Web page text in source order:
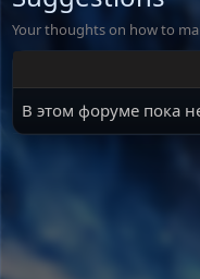
Your thoughts on how to
В этом форуме пока